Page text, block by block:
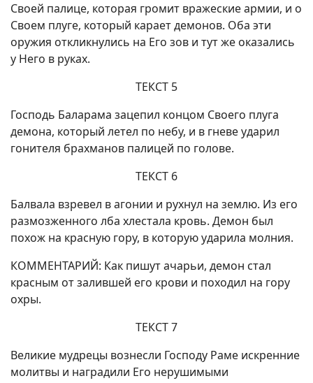
Своей палице, которая громит вражеские армии, и о
Своем плуге, который карает демонов. Оба эти
оружия откликнулись на Его зов и тут же оказались
у Него в руках.
ТЕКСТ 5
Господь Баларама зацепил концом Своего плуга
демона, который летел по небу, и в гневе ударил
гонителя брахманов палицей по голове.
ТЕКСТ 6
Балвала взревел в агонии и рухнул на землю. Из его
размозженного лба хлестала кровь. Демон был
похож на красную гору, в которую ударила молния.
КОММЕНТАРИЙ: Как пишут ачарьи, демон стал
красным от залившей его крови и походил на гору
охры.
ТЕКСТ 7
Великие мудрецы вознесли Господу Раме искренние
молитвы и наградили Его нерушимыми